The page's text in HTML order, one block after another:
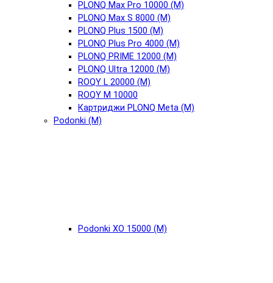
PLONQ Max Pro 10000 (М)
PLONQ Max S 8000 (М)
PLONQ Plus 1500 (М)
PLONQ Plus Pro 4000 (М)
PLONQ PRIME 12000 (М)
PLONQ Ultra 12000 (М)
ROQY L 20000 (М)
ROQY M 10000
Картриджи PLONQ Meta (М)
Podonki (М)
Podonki XO 15000 (М)